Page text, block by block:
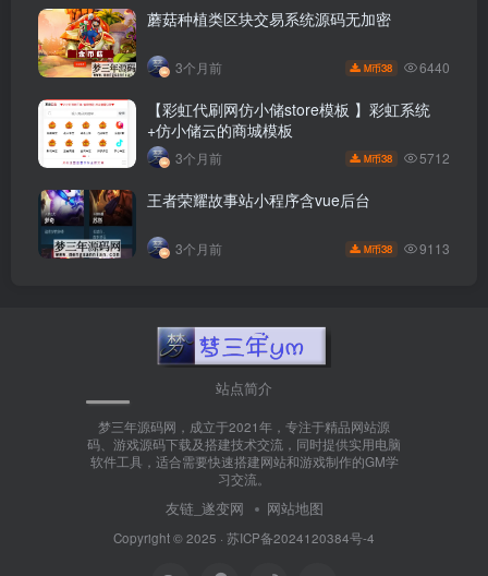
蘑菇种植类区块交易系统源码无加密
3个月前 M币38 6440
【彩虹代刷网仿小储store模板 】彩虹系统
+仿小储云的商城模板
3个月前 M币38 5712
王者荣耀故事站小程序含vue后台
3个月前 M币38 9113
站点简介
梦三年源码网，成立于2021年，专注于精品网站源
码、游戏源码下载及搭建技术交流，同时提供实用电脑
软件工具，适合需要快速搭建网站和游戏制作的GM学
习交流。
友链_遂变网 网站地图
Copyright © 2025 · 苏ICP备2024120384号-4